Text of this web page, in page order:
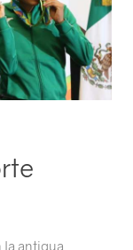
la antigua